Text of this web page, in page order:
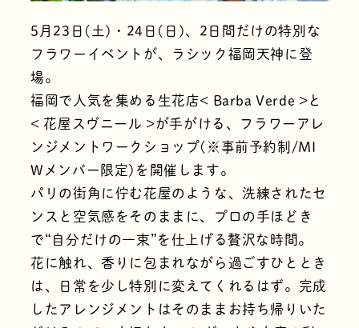
5月23日(土)・24日(日)、2日間だけの特別な
フラワーイベントが、ラシック福岡天神に登
場。
福岡で人気を集める生花店< Barba Verde >と
< 花屋スヴニール >が手がける、フラワーアレ
ンジメントワークショップ(※事前予約制/MI
Wメンバー限定)を開催します。
パリの街角に佇む花屋のような、洗練されたセ
ンスと空気感をそのままに、プロの手ほどき
で“自分だけの一束”を仕上げる贅沢な時間。
花に触れ、香りに包まれながら過ごすひととき
は、日常を少し特別に変えてくれるはず。完成
したアレンジメントはそのままお持ち帰りいた